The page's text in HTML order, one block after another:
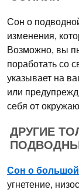
Сон о
изменения,
Возможно, вы
поработать со
указывает на
или
себя от
ДРУГИЕ
Сон о
угнетение,